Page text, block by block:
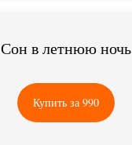
Сон в летнюю ночь
Купить за 990